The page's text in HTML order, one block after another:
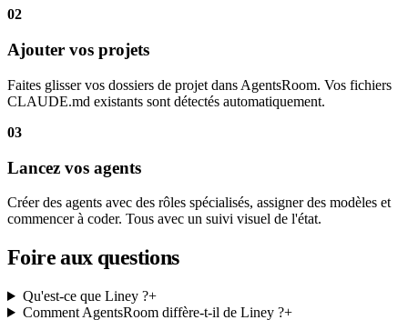
02
Ajouter vos projets
Faites glisser vos dossiers de projet dans AgentsRoom. Vos fichiers
CLAUDE.md existants sont détectés automatiquement.
03
Lancez vos agents
Créer des agents avec des rôles spécialisés, assigner des modèles et
commencer à coder. Tous avec un suivi visuel de l'état.
Foire aux questions
Qu'est-ce que Liney ?+
Comment AgentsRoom diffère-t-il de Liney ?+